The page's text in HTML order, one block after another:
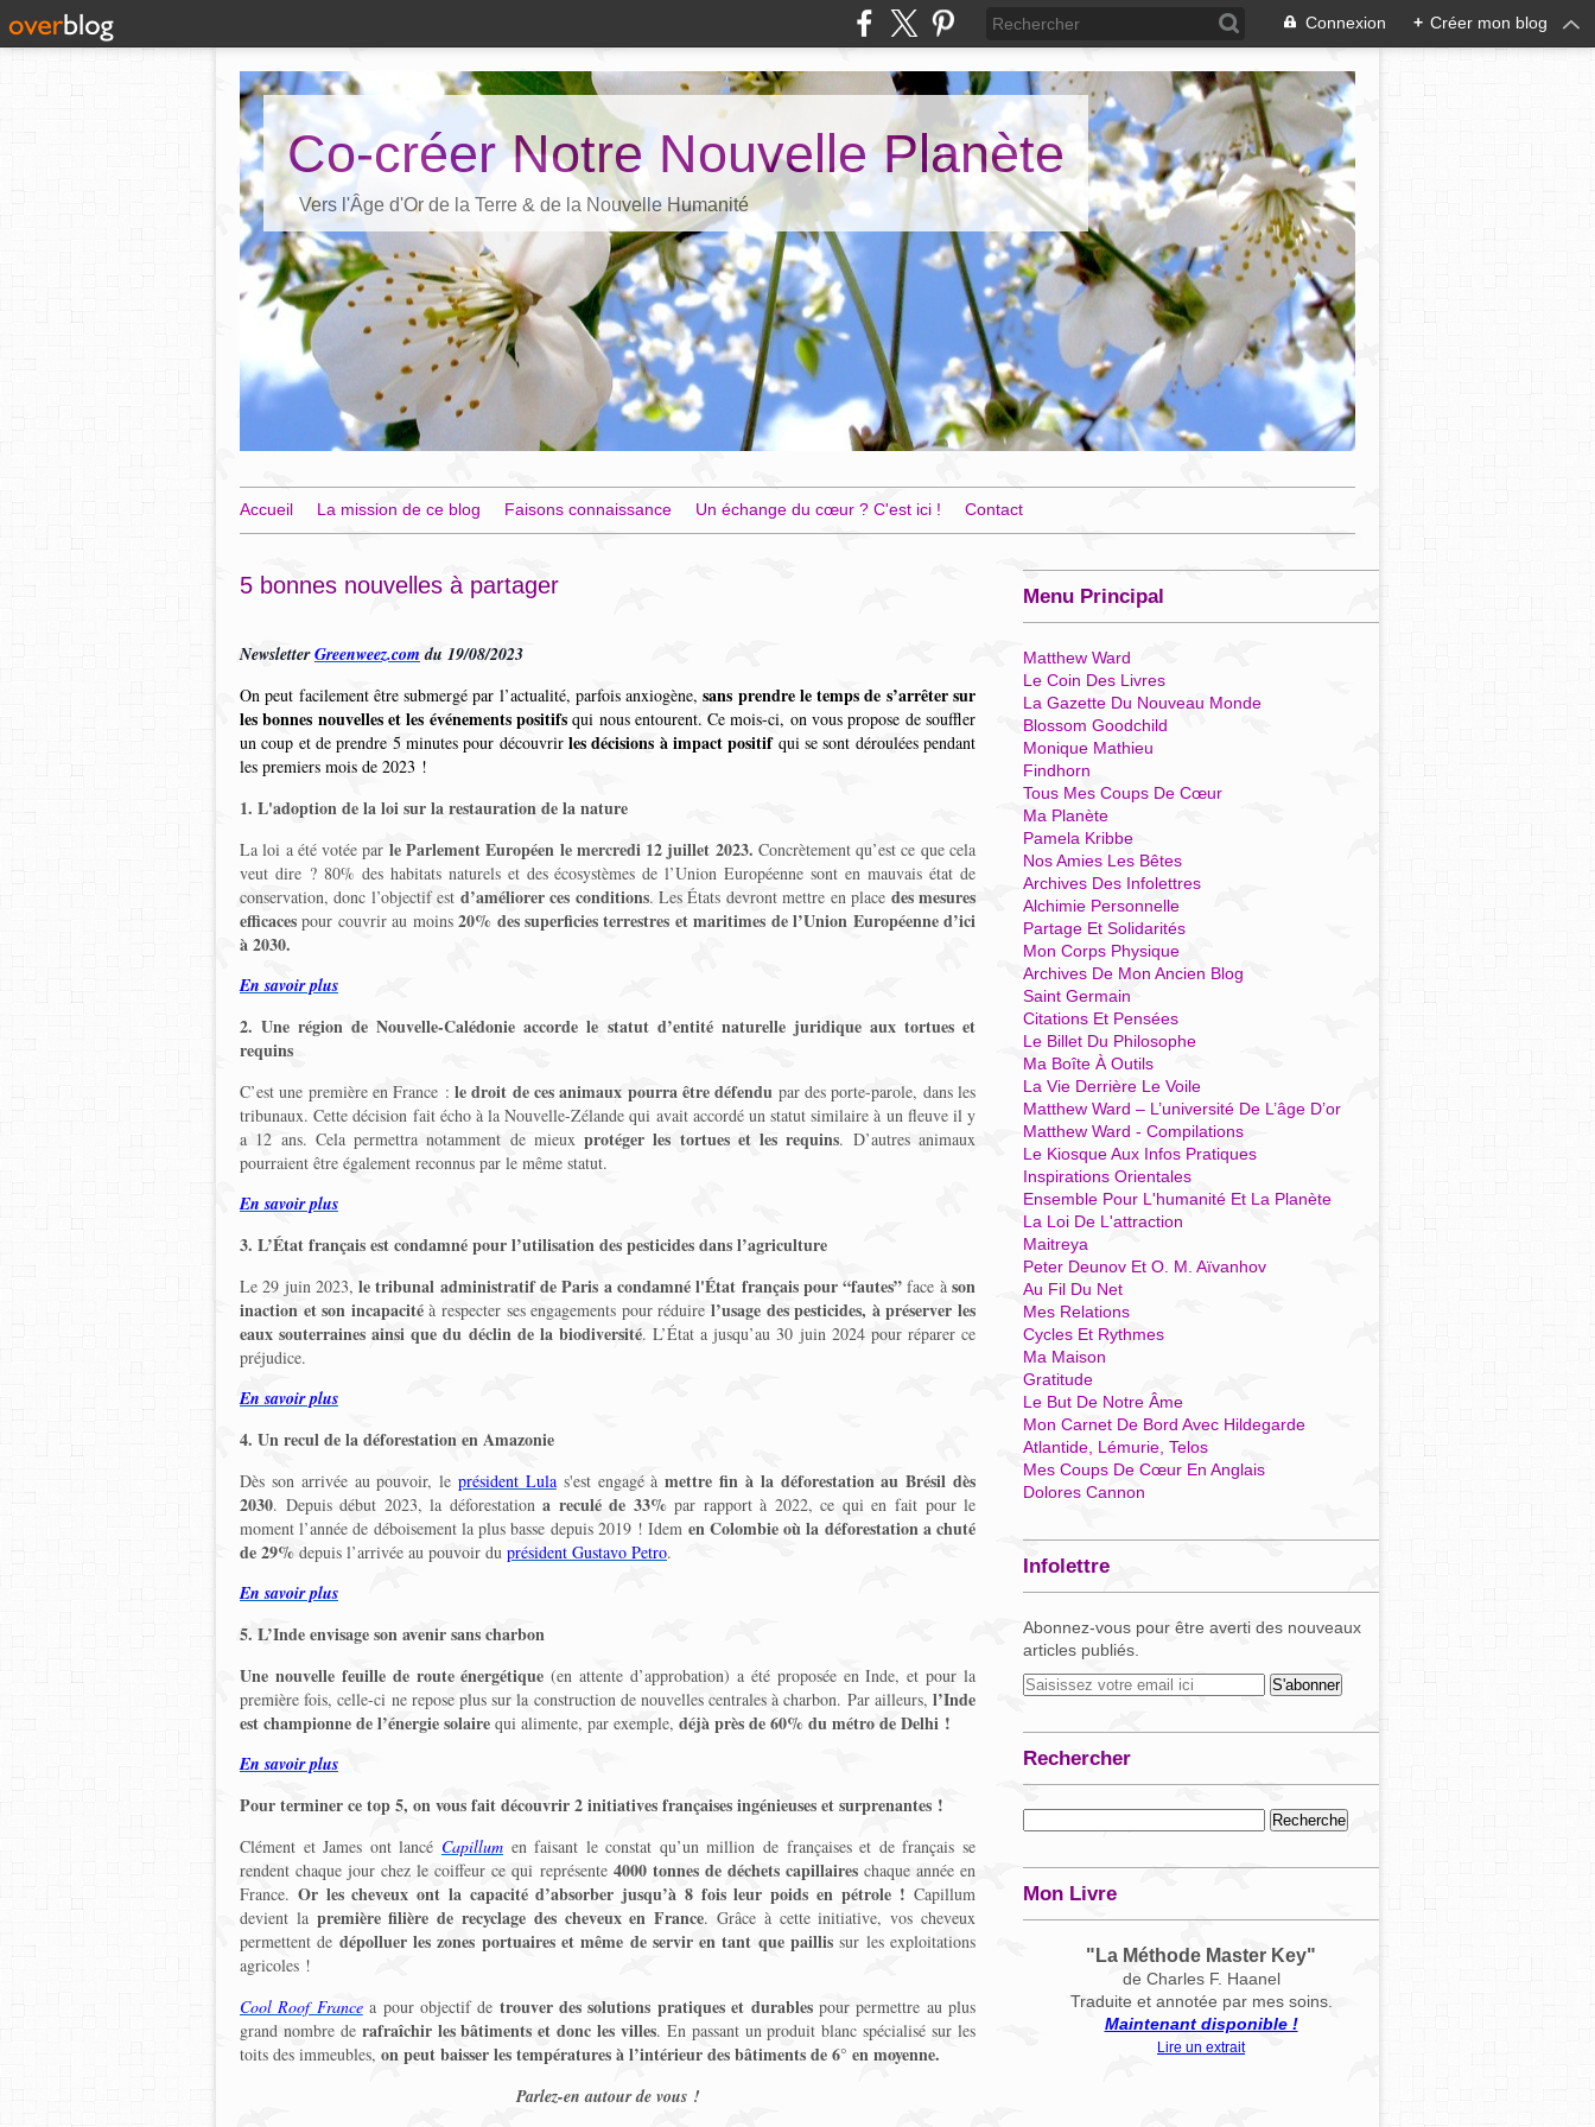
Connexion + Créer mon blog
Co-créer Notre Nouvelle Planète
Vers l'Âge d'Or de la Terre & de la Nouvelle Humanité
Accueil La mission de ce blog Faisons connaissance Un échange du cœur ? C'est ici ! Contact
5 bonnes nouvelles à partager
NewsletterGreenweez.com du 19/08/2023
On peut facilement être submergé par l’actualité, parfois anxiogène,sans prendre le temps de s’arrêter sur
les bonnes nouvelles et les événements positifsqui nous entourent. Ce mois-ci, on vous propose de souffler
un coup et de prendre 5 minutes pour découvrir les décisions à impact positifqui se sont déroulées pendant
les premiers mois de 2023 !
1. L'adoption de la loi sur la restauration de la nature
La loi a été votée par le Parlement Européen le mercredi 12 juillet 2023. Concrètement qu’est ce que cela
veut dire ? 80% des habitats naturels et des écosystèmes de l’Union Européenne sont en mauvais état de
conservation, donc l’objectif est d’améliorer ces conditions. Les États devront mettre en place des mesures
efficaces pour couvrir au moins20% des superficies terrestres et maritimes de l’Union Européenne d’ici
à 2030.
En savoir plus
2. Une région de Nouvelle-Calédonie accorde le statut d’entité naturelle juridique aux tortues et
requins
C’est une première en France : le droit de ces animaux pourra être défendu par des porte-parole, dans les
tribunaux. Cette décision fait écho à la Nouvelle-Zélande qui avait accordé un statut similaire à un fleuve il y
a 12 ans. Cela permettra notamment de mieuxprotéger les tortues et les requins. D’autres animaux
pourraient être également reconnus par le même statut.
En savoir plus
3. L’État français est condamné pour l’utilisation des pesticides dans l’agriculture
Le 29 juin 2023,le tribunal administratif de Paris a condamné l'État français pour “fautes” face àson
inaction et son incapacitéà respecter ses engagements pour réduirel’usage des pesticides, à préserver les
eaux souterraines ainsi que du déclin de la biodiversité. L’État a jusqu’au 30 juin 2024 pour réparer ce
préjudice.
En savoir plus
4. Un recul de la déforestation en Amazonie
Dès son arrivée au pouvoir, le président Lula s'est engagé àmettre fin à la déforestation au Brésil dès
2030. Depuis début 2023, la déforestationa reculé de 33% par rapport à 2022, ce qui en fait pour le
moment l’année de déboisement la plus basse depuis 2019 ! Idem en Colombie où la déforestation a chuté
de 29% depuis l’arrivée au pouvoir du président Gustavo Petro.
En savoir plus
5. L’Inde envisage son avenir sans charbon
Une nouvelle feuille de route énergétique (en attente d’approbation) a été proposée en Inde, et pour la
première fois, celle-ci ne repose plus sur la construction de nouvelles centrales à charbon. Par ailleurs, l’Inde
est championne de l’énergie solaire qui alimente, par exemple, déjà près de 60% du métro de Delhi !
En savoir plus
Pour terminer ce top 5, on vous fait découvrir 2 initiatives françaises ingénieuses et surprenantes !
Clément et James ont lancé Capillumen faisant le constat qu’un million de françaises et de français se
rendent chaque jour chez le coiffeur ce qui représente 4000 tonnes de déchets capillaireschaque année en
France. Or les cheveux ont la capacité d’absorber jusqu’à 8 fois leur poids en pétrole ! Capillum
devient la première filière de recyclage des cheveux en France. Grâce à cette initiative, vos cheveux
permettent de dépolluer les zones portuaires et même de servir en tant que paillis sur les exploitations
agricoles !
Cool Roof Francea pour objectif de trouver des solutions pratiques et durablespour permettre au plus
grand nombre de rafraîchir les bâtiments et donc les villes. En passant un produit blanc spécialisé sur les
toits des immeubles, on peut baisser les températures à l’intérieur des bâtiments de 6° en moyenne.
Parlez-en autour de vous !
Menu Principal
Matthew Ward
Le Coin Des Livres
La Gazette Du Nouveau Monde
Blossom Goodchild
Monique Mathieu
Findhorn
Tous Mes Coups De Cœur
Ma Planète
Pamela Kribbe
Nos Amies Les Bêtes
Archives Des Infolettres
Alchimie Personnelle
Partage Et Solidarités
Mon Corps Physique
Archives De Mon Ancien Blog
Saint Germain
Citations Et Pensées
Le Billet Du Philosophe
Ma Boîte À Outils
La Vie Derrière Le Voile
Matthew Ward – L’université De L’âge D’or
Matthew Ward - Compilations
Le Kiosque Aux Infos Pratiques
Inspirations Orientales
Ensemble Pour L'humanité Et La Planète
La Loi De L'attraction
Maitreya
Peter Deunov Et O. M. Aïvanhov
Au Fil Du Net
Mes Relations
Cycles Et Rythmes
Ma Maison
Gratitude
Le But De Notre Âme
Mon Carnet De Bord Avec Hildegarde
Atlantide, Lémurie, Telos
Mes Coups De Cœur En Anglais
Dolores Cannon
Infolettre
Abonnez-vous pour être averti des nouveaux
articles publiés.
Rechercher
Mon Livre
"La Méthode Master Key"
de Charles F. Haanel
Traduite et annotée par mes soins.
Maintenant disponible !
Lire un extrait